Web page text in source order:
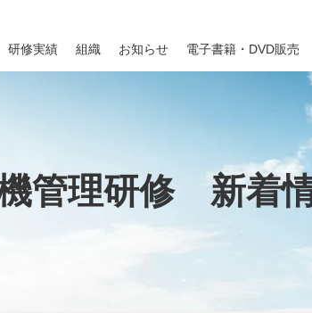
研修実績 組織 お知らせ 電子書籍・DVD販売
管理研修 新着